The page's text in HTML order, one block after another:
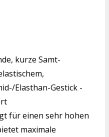
kurze Samt-
Elasthan-Gestick -
für einen sehr hohen
maximale